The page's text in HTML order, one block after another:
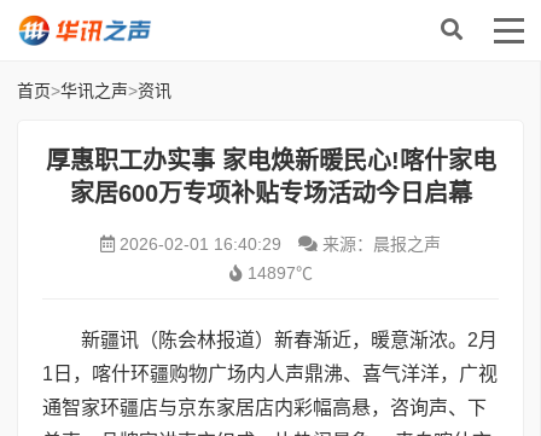
首页>华讯之声>资讯
厚惠职工办实事 家电焕新暖民心!喀什家电
家居600万专项补贴专场活动今日启幕
2026-02-01 16:40:29
来源：晨报之声
14897℃
新疆讯（陈会林报道）新春渐近，暖意渐浓。2月
1日，喀什环疆购物广场内人声鼎沸、喜气洋洋，广视
通智家环疆店与京东家居店内彩幅高悬，咨询声、下